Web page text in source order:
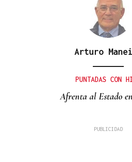
Arturo
PUNTADAS CON
Afrenta al Estado